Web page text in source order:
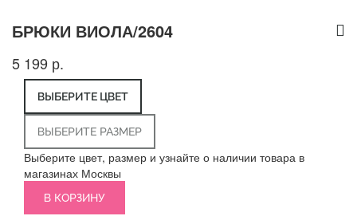
БРЮКИ ВИОЛА/2604
5 199 р.
ВЫБЕРИТЕ ЦВЕТ
ВЫБЕРИТЕ РАЗМЕР
Выберите цвет, размер и узнайте о наличии товара в
магазинах Москвы
В КОРЗИНУ